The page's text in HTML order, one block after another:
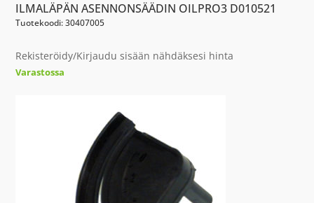
ILMALÄPÄN ASENNONSÄÄDIN OILPRO3 D010521
Tuotekoodi: 30407005
Rekisteröidy/Kirjaudu sisään nähdäksesi hinta
Varastossa